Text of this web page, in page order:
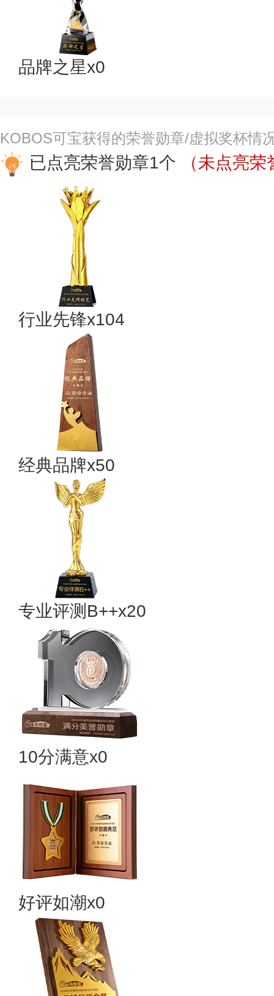
品牌之星x0
KOBOS可宝获得的荣誉勋章/虚拟奖杯情
已点亮荣誉勋章1个 （未点亮
行业先锋x104
经典品牌x50
专业​评测B++x20
10分满意x0
好评如潮x0